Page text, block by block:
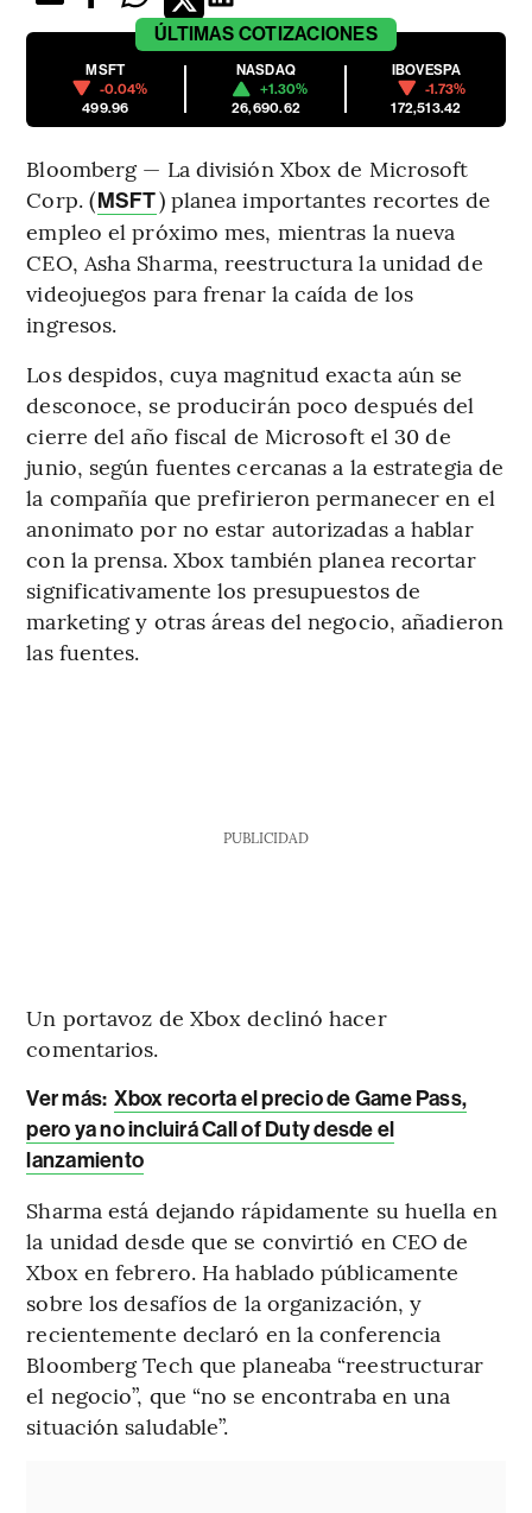
ÚLTIMAS COTIZACIONES
MSFT
-0.04%
499.96
NASDAQ
+1.30%
26,690.62
IBOVESPA
-1.73%
172,513.42
Bloomberg — La división Xbox de Microsoft
Corp. (MSFT) planea importantes recortes de
empleo el próximo mes, mientras la nueva
CEO, Asha Sharma, reestructura la unidad de
videojuegos para frenar la caída de los
ingresos.
Los despidos, cuya magnitud exacta aún se
desconoce, se producirán poco después del
cierre del año fiscal de Microsoft el 30 de
junio, según fuentes cercanas a la estrategia de
la compañía que prefirieron permanecer en el
anonimato por no estar autorizadas a hablar
con la prensa. Xbox también planea recortar
significativamente los presupuestos de
marketing y otras áreas del negocio, añadieron
las fuentes.
PUBLICIDAD
Un portavoz de Xbox declinó hacer
comentarios.
Ver más: Xbox recorta el precio de Game Pass,
pero ya no incluirá Call of Duty desde el
lanzamiento
Sharma está dejando rápidamente su huella en
la unidad desde que se convirtió en CEO de
Xbox en febrero. Ha hablado públicamente
sobre los desafíos de la organización, y
recientemente declaró en la conferencia
Bloomberg Tech que planeaba “reestructurar
el negocio”, que “no se encontraba en una
situación saludable”.